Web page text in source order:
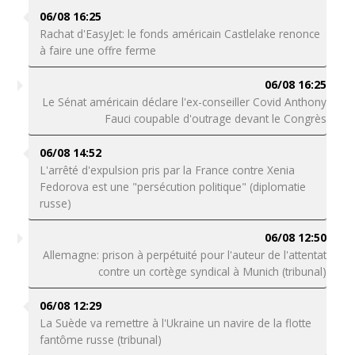
06/08 16:25
Rachat d'EasyJet: le fonds américain Castlelake renonce
à faire une offre ferme
06/08 16:25
Le Sénat américain déclare l'ex-conseiller Covid Anthony
Fauci coupable d'outrage devant le Congrès
06/08 14:52
L'arrêté d'expulsion pris par la France contre Xenia
Fedorova est une "persécution politique" (diplomatie
russe)
06/08 12:50
Allemagne: prison à perpétuité pour l'auteur de l'attentat
contre un cortège syndical à Munich (tribunal)
06/08 12:29
La Suède va remettre à l'Ukraine un navire de la flotte
fantôme russe (tribunal)